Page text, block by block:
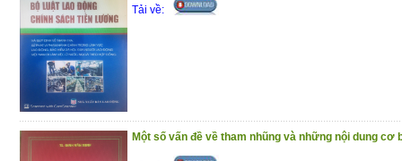
Tải về:
Một số vấn đề về tham nhũng và những nội dung cơ